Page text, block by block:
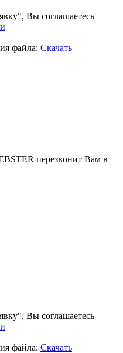
Вы соглашаетесь
файла: Скачать
перезвонит Вам в
Вы соглашаетесь
файла: Скачать